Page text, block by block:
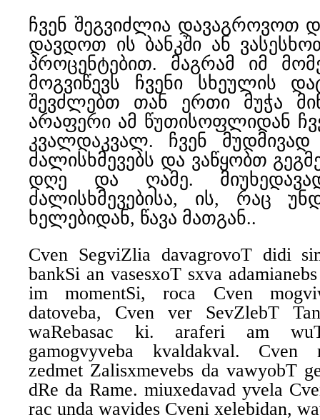
ჩვენ შეგვიძლია დავაგროვოთ
დავდოთ ის ბანკში ან
პროცენტებით. მაგრამ იმ
მოგვიწევს ჩვენი სხეულის
შევძლებთ თან ერთი მუჭა
არაფერი ამ წუთისოფლიდან
კვალდაკვალ. ჩვენ მუდმივად
ძალისხმევებს და ვაწყობთ
დღე და ღამე.
ძალისხმევებისა, ის, რაც
ხელებიდან, წავა მათგან..
Cven SegviZlia davagrovoT didi
bankSi an vasesxoT sxva
im momentSi, roca Cven
datoveba, Cven ver SevZlebT
waRebasac ki. araferi am
gamogvyveba kvaldakval. Cven
zedmet Zalisxmevebs da vawyobT
dRe da Rame. miuxedavad yvela
rac unda wavides Cveni xelebidan,